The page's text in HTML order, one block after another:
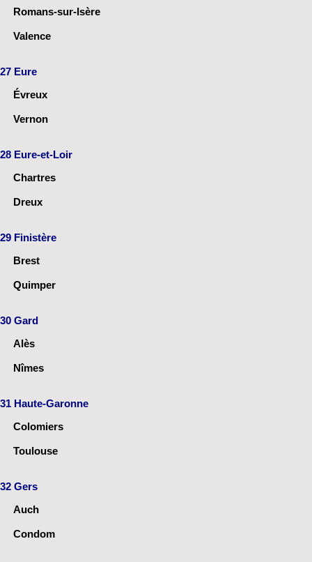
Romans-sur-Isère
Valence
27 Eure
Évreux
Vernon
28 Eure-et-Loir
Chartres
Dreux
29 Finistère
Brest
Quimper
30 Gard
Alès
Nîmes
31 Haute-Garonne
Colomiers
Toulouse
32 Gers
Auch
Condom